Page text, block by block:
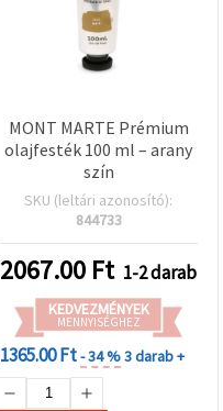
MONT MARTE Prémium
olajfesték 100 ml – arany
szín
SKU (leltári azonosító):
844733
2067.00 Ft 1-2 darab
KEDVEZMÉNYEK
MENNYISÉGHEZ
1365.00 Ft- 34 %3 darab +